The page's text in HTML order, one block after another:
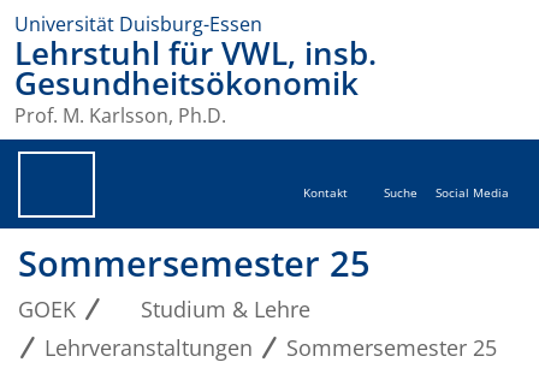
Universität Duisburg-Essen
Lehrstuhl für VWL, insb.
Gesundheitsökonomik
Prof. M. Karlsson, Ph.D.
Kontakt Suche Social Media
Sommersemester 25
GOEK
Studium & Lehre
Lehrveranstaltungen
Sommersemester 25